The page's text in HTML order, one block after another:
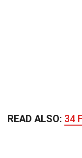
READ ALSO: 34